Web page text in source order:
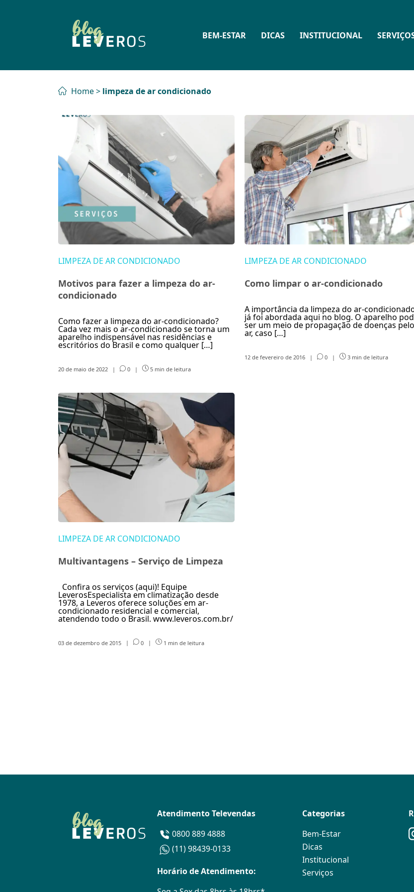
BEM-ESTAR DICAS INSTITUCIONAL
Home> limpeza de ar condicionado
LIMPEZA DE AR CONDICIONADO
Motivos para fazer a limpeza do ar-
condicionado
Como fazer a limpeza do ar-condicionado?
Cada vez mais o ar-condicionado se torna um
aparelho indispensável nas residências e
escritórios do Brasil e como qualquer […]
20 de maio de 2022 | 0 | 5 min de leitura
LIMPEZA DE AR CONDICIONADO
Como limpar o ar-condicionado
A importância da limpeza do ar-
já foi abordada aqui no blog. O aparelho
ser um meio de propagação de doenças pelo
ar, caso […]
12 de fevereiro de 2016 | 0 | 3 min de leitura
LIMPEZA DE AR CONDICIONADO
Multivantagens – Serviço de Limpeza
Confira os serviços (aqui)! Equipe
LeverosEspecialista em climatização desde
1978, a Leveros oferece soluções em ar-
condicionado residencial e comercial,
atendendo todo o Brasil. www.leveros.com.br/
03 de dezembro de 2015 | 0 | 1 min de leitura
Atendimento Televendas
0800 889 4888
(11) 98439-0133
Horário de Atendimento:
Categorias
Bem-Estar
Dicas
Institucional
Serviços